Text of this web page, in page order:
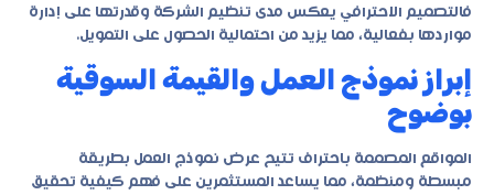
فالتصميم الاحترافي يعكس مدى تنظيم الشركة وقدرتها على إدارة
مواردها بفعالية، مما يزيد من احتمالية الحصول على التمويل.
إبراز نموذج العمل والقيمة السوقية
بوضوح
المواقع المصممة باحتراف تتيح عرض نموذج العمل بطريقة
مبسطة ومنظمة، مما يساعد المستثمرين على فهم كيفية تحقيق